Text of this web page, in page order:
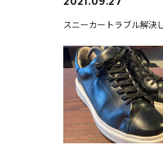
スニーカートラブル解決